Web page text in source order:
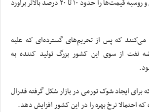
به دلیل تحولات اوکراین و روسیه قیمت‌ها را حدود ۱۰ تا ۲۰ درصد بالاتر برآورد
می‌کنند که پس از تحریم‌های گسترده‌ای که علیه
نفت از سوی این کشور بزرگ تولید کننده به
برای ایجاد شوک تورمی در بازار شکل گرفته فدرال
که احتمالا نرخ بهره را در این کشور افزایش دهد.